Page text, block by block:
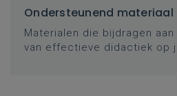
Ondersteunend materiaal
Materialen die bijdragen
van effectieve didactiek op